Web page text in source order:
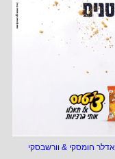
אדלר חומסקי & וורשבסקי